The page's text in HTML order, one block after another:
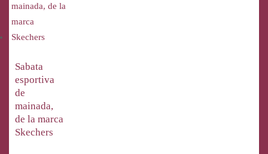
Sabata
esportiva
de
mainada,
de la marca
Skechers